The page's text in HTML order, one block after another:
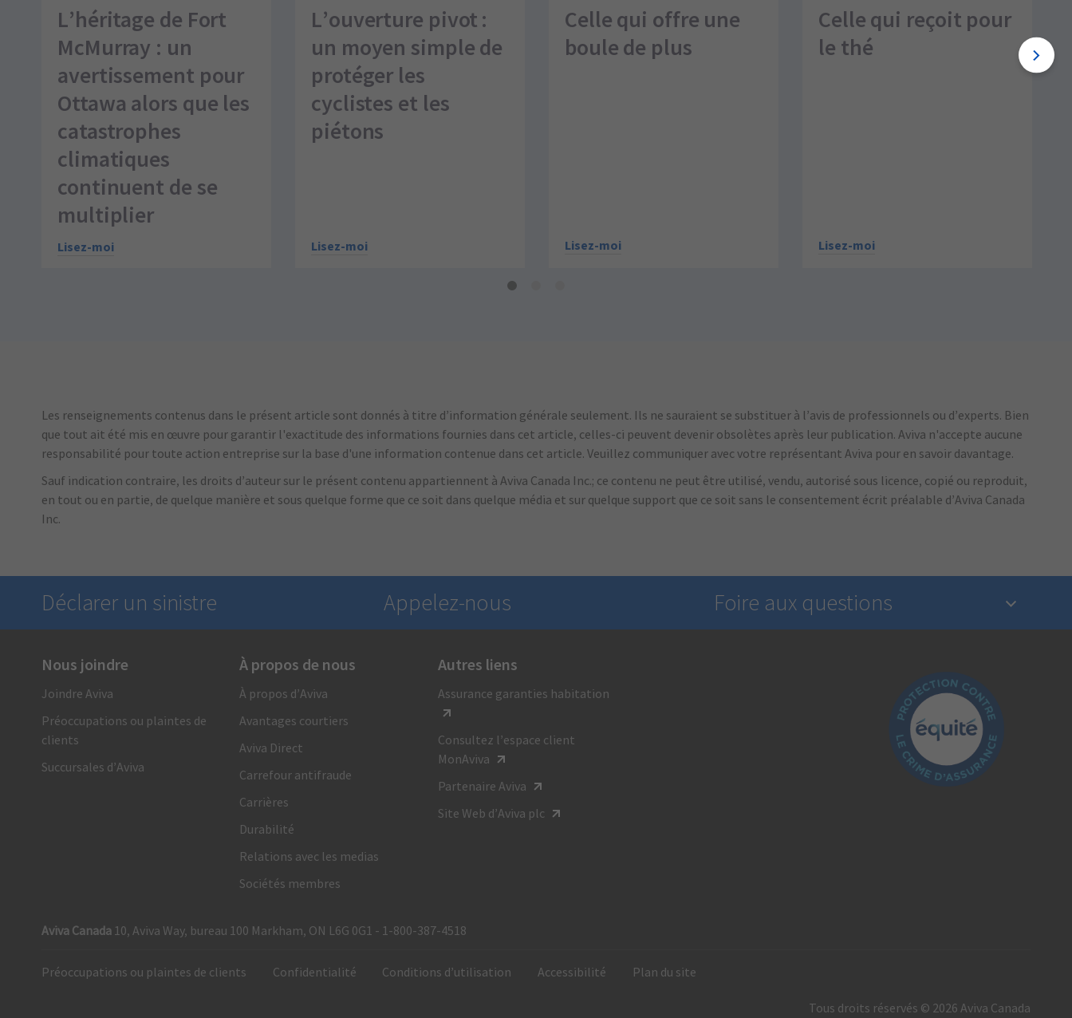
L’héritage de Fort
McMurray : un
avertissement pour
Ottawa alors que les
catastrophes
climatiques
continuent de se
multiplier
Lisez-moi
L’ouverture pivot :
un moyen simple de
protéger les
cyclistes et les
piétons
Lisez-moi
Celle qui offre une
boule de plus
Lisez-moi
Celle qui reçoit pour
le thé
Lisez-moi
Les renseignements contenus dans le présent article sont donnés à titre d’information générale seulement. Ils ne sauraient se substituer à l’avis de professionnels ou d’experts. Bien
que tout ait été mis en œuvre pour garantir l'exactitude des informations fournies dans cet article, celles-ci peuvent devenir obsolètes après leur publication. Aviva n'accepte aucune
responsabilité pour toute action entreprise sur la base d'une information contenue dans cet article. Veuillez communiquer avec votre représentant Aviva pour en savoir davantage.
Sauf indication contraire, les droits d’auteur sur le présent contenu appartiennent à Aviva Canada Inc.; ce contenu ne peut être utilisé, vendu, autorisé sous licence, copié ou reproduit,
en tout ou en partie, de quelque manière et sous quelque forme que ce soit dans quelque média et sur quelque support que ce soit sans le consentement écrit préalable d’Aviva Canada
Inc.
Déclarer un sinistre Appelez-nous Foire aux questions
Nous sommes là en cas de besoin
1 866 692-8482
Appelez-nous et recevez de l’un de nos conseillers en
indemnisation un soutien et un service rapides, fiables
et personnalisés. Vous pouvez également présenter votre
Pour obtenir des renseignements généraux,
composez le :
1 800 387-4518
1-800-855-0511
Du lundi au vendredi
L’industrie de l’assurance est-elle réglementée?
Nous joindre
Joindre Aviva
Préoccupations ou plaintes de
clients
Succursales d’Aviva
À propos de nous
À propos d’Aviva
Avantages courtiers
Aviva Direct
Carrefour antifraude
Carrières
Durabilité
Relations avec les medias
Sociétés membres
Autres liens
Assurance garanties habitation
Consultez l’espace client
MonAviva
Partenaire Aviva
Site Web d’Aviva plc
Aviva Canada 10, Aviva Way, bureau 100 Markham, ON L6G 0G1 - 1‑800‑387‑4518
Préoccupations ou plaintes de clients Confidentialité Conditions d’utilisation Accessibilité Plan du site
Tous droits réservés © 2026 Aviva Canada